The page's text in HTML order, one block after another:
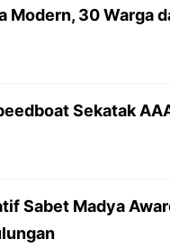
Modern, 30 Warga
Sekatak
Sabet Madya